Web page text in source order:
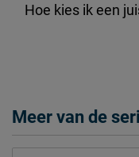
Hoe kies ik een
Meer van de